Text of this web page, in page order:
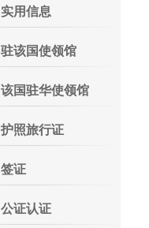
实用信息
驻该国使领馆
该国驻华使领馆
护照旅行证
签证
公证认证